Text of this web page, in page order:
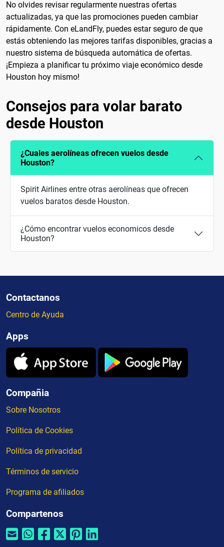
No olvides revisar regularmente nuestras ofertas
actualizadas, ya que las promociones pueden cambiar
rápidamente. Con eLandFly, puedes estar seguro de que
estás obteniendo las mejores tarifas disponibles, gracias a
nuestro sistema de búsqueda automática de ofertas.
¡Empieza a planificar tu próximo viaje económico desde
Houston hoy mismo!
Consejos para volar barato
desde Houston
¿Cuales aerolíneas ofrecen vuelos desde
Houston?
Spirit Airlines entre otras aerolíneas que ofrecen
vuelos baratos desde Houston.
¿Cómo encontrar vuelos economicos desde
Houston?
Contactanos
Centro de Ayuda
Apps
Compañia
Sobre Nosotros
Política de Cookies
Política de privacidad
Términos de servicio
Programa de afiliados
Compartenos